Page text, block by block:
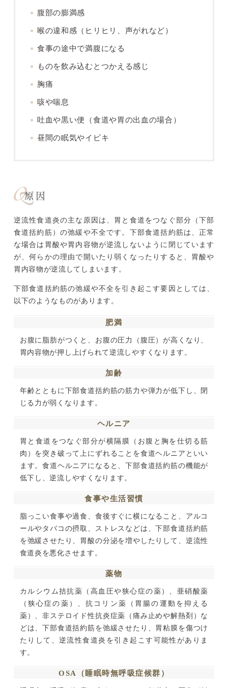
腹部の膨満感
喉の違和感（ヒリヒリ、声がれなど）
食事の途中で満腹になる
ものを飲み込むとつかえる感じ
胸痛
咳や喘息
吐血や黒い便（食道や胃の出血の場合）
昼間の眠気やイビキ
原因
逆流性食道炎の主な原因は、胃と食道をつなぐ部分（下部
食道括約筋）の弛緩や不全です。下部食道括約筋は、正常
な場合は胃酸や胃内容物が逆流しないように閉じています
が、何らかの理由で開いたり弱くなったりすると、胃酸や
胃内容物が逆流してしまいます。
下部食道括約筋の弛緩や不全を引き起こす要因としては、
以下のようなものがあります。
肥満
お腹に脂肪がつくと、お腹の圧力（腹圧）が高くなり、
胃内容物が押し上げられて逆流しやすくなります。
加齢
年齢とともに下部食道括約筋の筋力や弾力が低下し、閉
じる力が弱くなります。
ヘルニア
胃と食道をつなぐ部分が横隔膜（お腹と胸を仕切る筋
肉）を突き破って上にずれることを食道ヘルニアといい
ます。食道ヘルニアになると、下部食道括約筋の機能が
低下し、逆流しやすくなります。
食事や生活習慣
脂っこい食事や過食、食後すぐに横になること、アルコ
ールやタバコの摂取、ストレスなどは、下部食道括約筋
を弛緩させたり、胃酸の分泌を増やしたりして、逆流性
食道炎を悪化させます。
薬物
カルシウム拮抗薬（高血圧や狭心症の薬）、亜硝酸薬
（狭心症の薬）、抗コリン薬（胃腸の運動を抑える
薬）、非ステロイド性抗炎症薬（痛み止めや解熱剤）な
どは、下部食道括約筋を弛緩させたり、胃粘膜を傷つけ
たりして、逆流性食道炎を引き起こす可能性がありま
す。
OSA（睡眠時無呼吸症候群）